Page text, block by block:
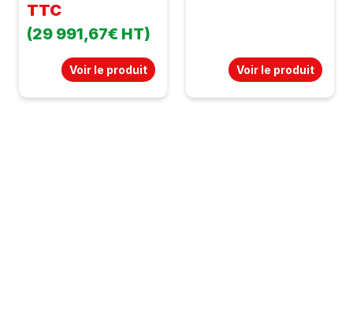
TTC
(29 991,67€ HT)
Voir le produit Voir le produit